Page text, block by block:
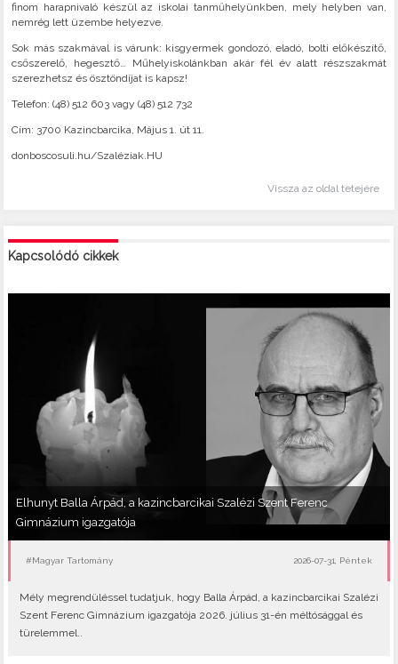
finom harapnivaló készül az iskolai tanműhelyünkben, mely helyben van,
nemrég lett üzembe helyezve.
Sok más szakmával is várunk: kisgyermek gondozó, eladó, bolti előkészítő,
csőszerelő, hegesztő… Műhelyiskolánkban akár fél év alatt részszakmát
szerezhetsz és ösztöndíjat is kapsz!
Telefon: (48) 512 603 vagy (48) 512 732
Cím: 3700 Kazincbarcika, Május 1. út 11.
donboscosuli.hu/Szaléziak.HU
Vissza az oldal tetejére
Kapcsolódó cikkek
Elhunyt Balla Árpád, a kazincbarcikai Szalézi Szent Ferenc
Gimnázium igazgatója
#Magyar Tartomány 2026-07-31, Péntek
Mély megrendüléssel tudatjuk, hogy Balla Árpád, a kazincbarcikai Szalézi
Szent Ferenc Gimnázium igazgatója 2026. július 31-én méltósággal és
türelemmel..